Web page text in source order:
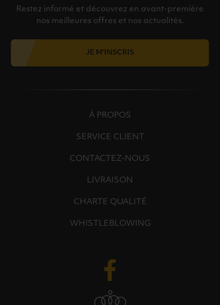
Restez informé et découvrez en avant-première
nos meilleures offres et nos actualités.
JE M'INSCRIS
À PROPOS
SERVICE CLIENT
CONTACTEZ-NOUS
LIVRAISON
CHARTE QUALITÉ
WHISTLEBLOWING